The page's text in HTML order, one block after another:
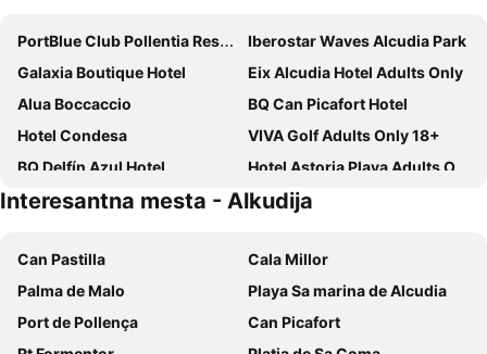
PortBlue Club Pollentia Resort & Spa
Iberostar Waves Alcudia Park
Galaxia Boutique Hotel
Eix Alcudia Hotel Adults Only
Alua Boccaccio
BQ Can Picafort Hotel
Hotel Condesa
VIVA Golf Adults Only 18+
BQ Delfín Azul Hotel
Hotel Astoria Playa Adults Only 4* Sup
Cabot Pollensa Park Spa
JS Sol de Alcudia
Hotel Inmood Aucanada Only Adults +16
Aluasun Continental Park Hotel & Apartments
BlueSea Piscis
Iberostar Waves Playa de Muro
Globales Condes de Alcudia
Hoposa Niu
Interesantna mesta - Alkudija
Can Pastilla
Cala Millor
Palma de Malo
Playa Sa marina de Alcudia
Port de Pollença
Can Picafort